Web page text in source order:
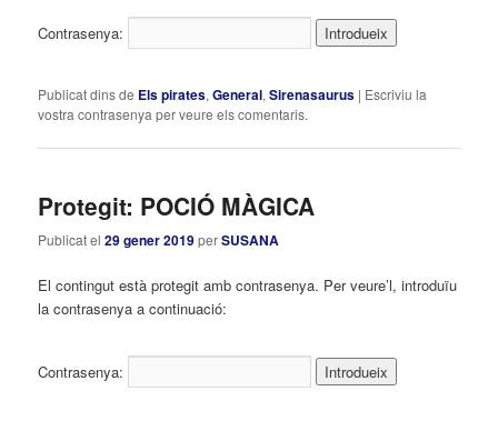
Contrasenya:
Publicat dins de Els pirates,General,Sirenasaurus | Escriviu la
vostra contrasenya per veure els comentaris.
Protegit: POCIÓ MÀGICA
Publicat el29 gener 2019perSUSANA
El contingut està protegit amb contrasenya. Per veure’l, introduïu
la contrasenya a continuació:
Contrasenya: